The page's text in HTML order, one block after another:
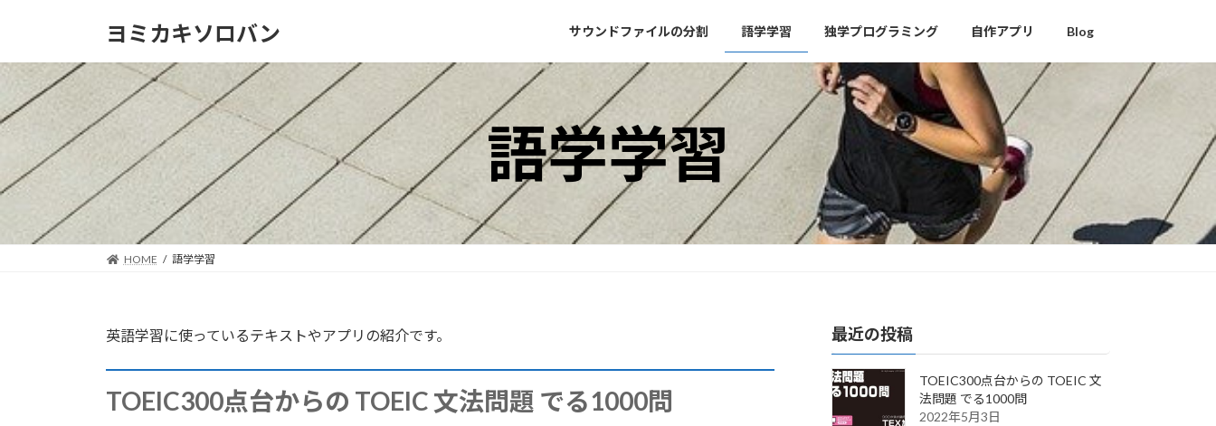
ン
へ
ッ
ー
ョ
移
ヨミカキソロバン サウンドファイルの分割 語学学習 独学プログラミング 自作アプリ Blog
語学学習
HOME 語学学習
英語学習に使っているテキストやアプリの紹介です。
TOEIC300点台からの TOEIC 文法問題 でる1000問
最近の投稿
TOEIC300点台からの TOEIC 文
法問題 でる1000問
2022年5月3日